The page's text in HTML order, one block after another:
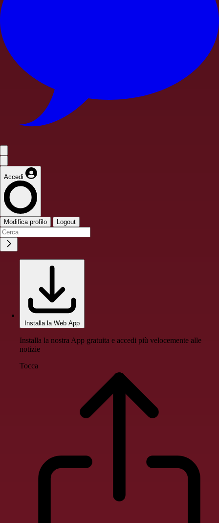
Accedi
Modifica profilo Logout
Installa la Web App
Installa la nostra App gratuita e accedi più velocemente alle
notizie
Tocca